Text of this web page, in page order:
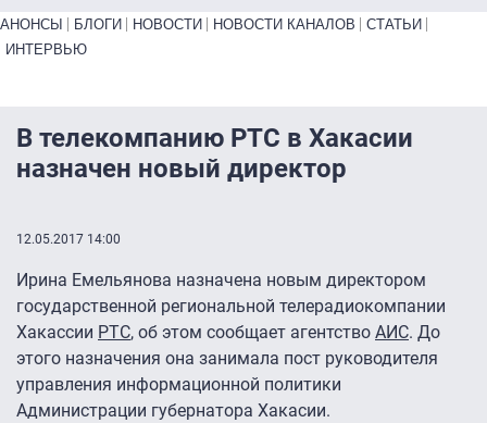
Primary links bottom
АНОНСЫ БЛОГИ НОВОСТИ НОВОСТИ КАНАЛОВ
СТАТЬИ
ИНТЕРВЬЮ
В телекомпанию РТС в Хакасии
назначен новый директор
12.05.2017 14:00
Ирина Емельянова назначена новым директором
государственной региональной телерадиокомпании
Хакассии РТС, об этом сообщает агентство АИС. До
этого назначения она занимала пост руководителя
управления информационной политики
Администрации губернатора Хакасии.